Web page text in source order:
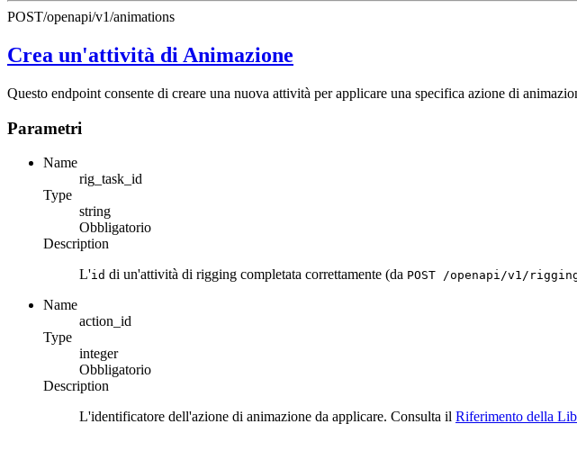
POST/openapi/v1/animations
Crea un'attività di Animazione
Questo endpoint consente di creare una nuova attività per applicare una specifica azione di
Parametri
Name
rig_task_id
Type
string
Obbligatorio
Description
L'id di un'attività di rigging completata correttamente (da POST /openapi/v1/
Name
action_id
Type
integer
Obbligatorio
Description
L'identificatore dell'azione di animazione da applicare. Consulta il Riferimento della